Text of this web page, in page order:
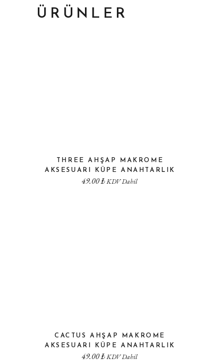
ÜRÜNLER
THREE AHŞAP MAKROME
AKSESUARI KÜPE ANAHTARLIK
49.00₺KDV Dahil
CACTUS AHŞAP MAKROME
AKSESUARI KÜPE ANAHTARLIK
49.00₺KDV Dahil